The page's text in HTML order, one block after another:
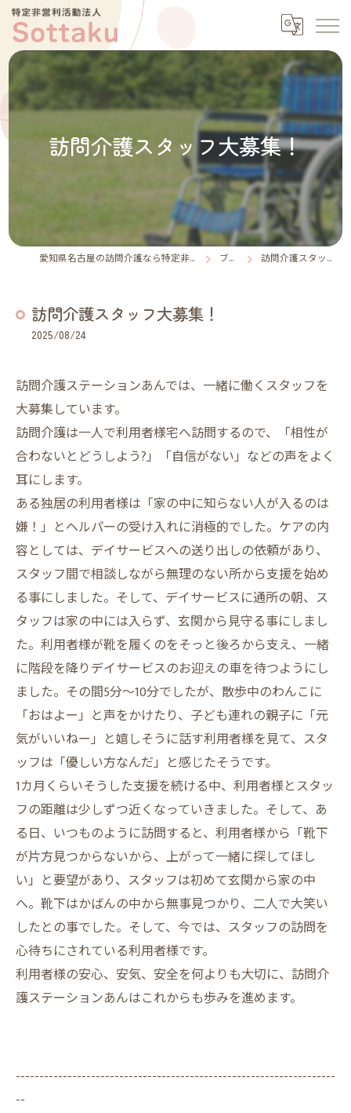
訪問介護スタッフ大募集！
愛知県名古屋の訪問介護なら特定非営利活動法人Sottaku ブログ 訪問介護スタッフ大募集！
訪問介護スタッフ大募集！
2025/08/24
訪問介護ステーションあんでは、一緒に働くスタッフを
大募集しています。
訪問介護は一人で利用者様宅へ訪問するので、「相性が
合わないとどうしよう?」「自信がない」などの声をよく
耳にします。
ある独居の利用者様は「家の中に知らない人が入るのは
嫌！」とヘルパーの受け入れに消極的でした。ケアの内
容としては、デイサービスへの送り出しの依頼があり、
スタッフ間で相談しながら無理のない所から支援を始め
る事にしました。そして、デイサービスに通所の朝、ス
タッフは家の中には入らず、玄関から見守る事にしまし
た。利用者様が靴を履くのをそっと後ろから支え、一緒
に階段を降りデイサービスのお迎えの車を待つようにし
ました。その間5分～10分でしたが、散歩中のわんこに
「おはよー」と声をかけたり、子ども連れの親子に「元
気がいいねー」と嬉しそうに話す利用者様を見て、スタ
ッフは「優しい方なんだ」と感じたそうです。
1カ月くらいそうした支援を続ける中、利用者様とスタッ
フの距離は少しずつ近くなっていきました。そして、あ
る日、いつものように訪問すると、利用者様から「靴下
が片方見つからないから、上がって一緒に探してほし
い」と要望があり、スタッフは初めて玄関から家の中
へ。靴下はかばんの中から無事見つかり、二人で大笑い
したとの事でした。そして、今では、スタッフの訪問を
心待ちにされている利用者様です。
利用者様の安心、安気、安全を何よりも大切に、訪問介
護ステーションあんはこれからも歩みを進めます。
--------------------------------------------------------------------
--